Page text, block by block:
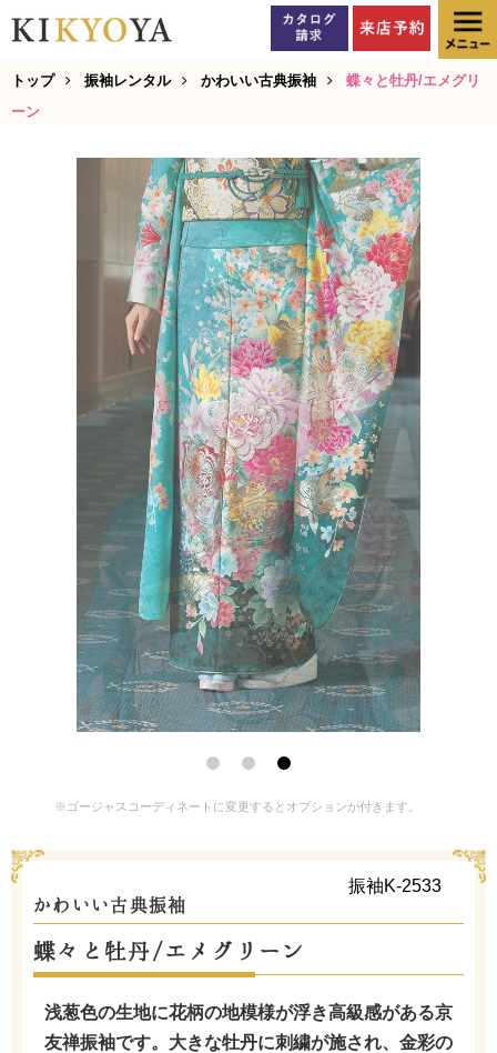
トップ 振袖レンタル かわいい古典振袖
蝶々と牡丹/エメグリ
ーン
※ゴージャスコーディネートに変更するとオプションが付きます。
振袖K-2533
かわいい古典振袖
蝶々と牡丹/エメグリーン
浅葱色の生地に花柄の地模様が浮き高級感がある京
友禅振袖です。大きな牡丹に刺繍が施され、金彩の